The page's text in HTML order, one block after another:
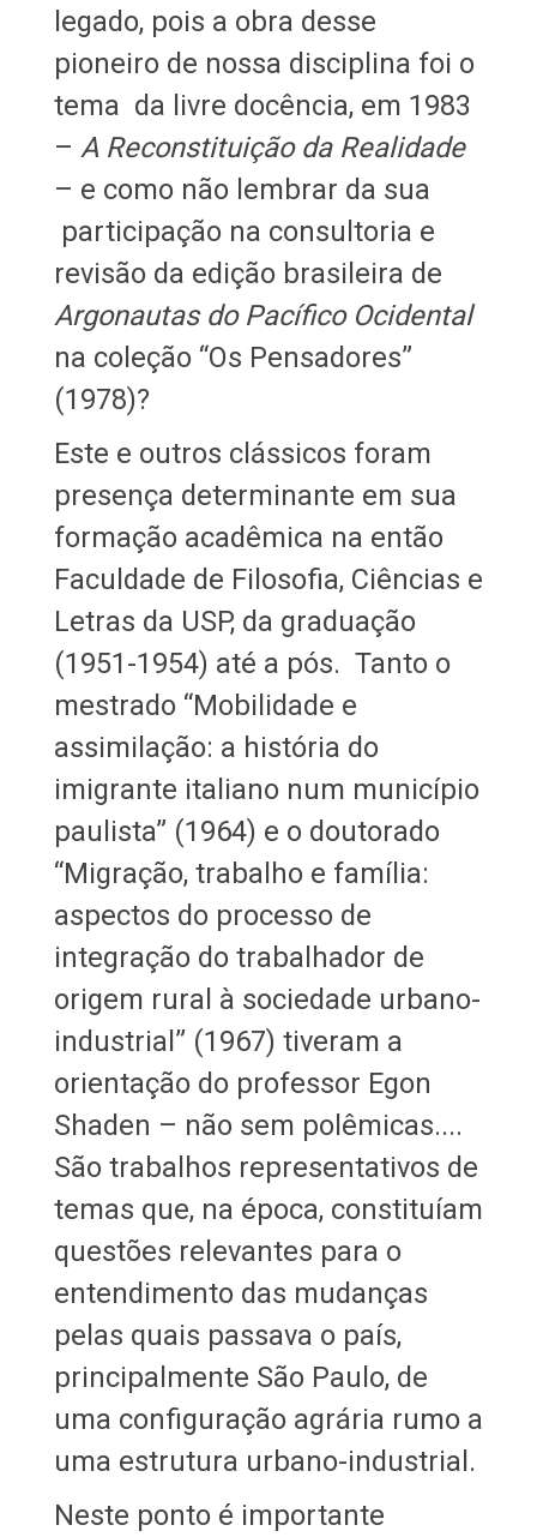
legado, pois a obra desse
pioneiro de nossa disciplina foi o
tema da livre docência, em 1983
– A Reconstituição da Realidade
– e como não lembrar da sua
participação na consultoria e
revisão da edição brasileira de
Argonautas do Pacífico Ocidental
na coleção “Os Pensadores”
(1978)?
Este e outros clássicos foram
presença determinante em sua
formação acadêmica na então
Faculdade de Filosofia, Ciências e
Letras da USP, da graduação
(1951-1954) até a pós. Tanto o
mestrado “Mobilidade e
assimilação: a história do
imigrante italiano num município
paulista” (1964) e o doutorado
“Migração, trabalho e família:
aspectos do processo de
integração do trabalhador de
origem rural à sociedade urbano-
industrial” (1967) tiveram a
orientação do professor Egon
Shaden – não sem polêmicas....
São trabalhos representativos de
temas que, na época, constituíam
questões relevantes para o
entendimento das mudanças
pelas quais passava o país,
principalmente São Paulo, de
uma configuração agrária rumo a
uma estrutura urbano-industrial.
Neste ponto é importante